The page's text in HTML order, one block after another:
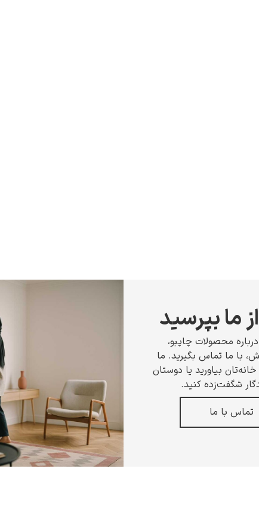
ما بپرسید
محصولات چاپبو،
با ما تماس بگیرید. ما
بیاورید یا دوستان
شگفت‌زده کنید.
تماس با ما